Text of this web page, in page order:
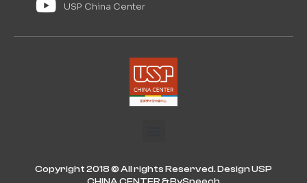
USP China Center
Copyright 2018 © All rights Reserved. Design USP